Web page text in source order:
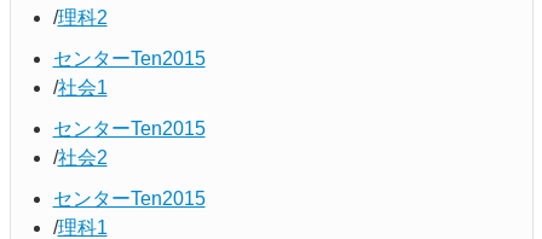
理科2
センターTen2015
社会1
センターTen2015
社会2
センターTen2015
理科1